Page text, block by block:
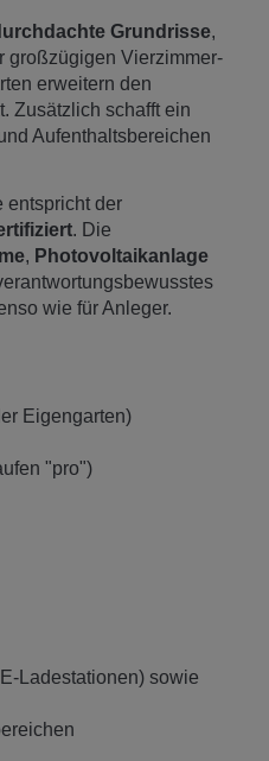
Grundrisse,
großzügigen Vierzimmer-
erweitern den
Zusätzlich schafft ein
Aufenthaltsbereichen
entspricht der
. Die
, Photovoltaikanlage
wie für Anleger.
Eigengarten)
"pro")
Ladestationen) sowie